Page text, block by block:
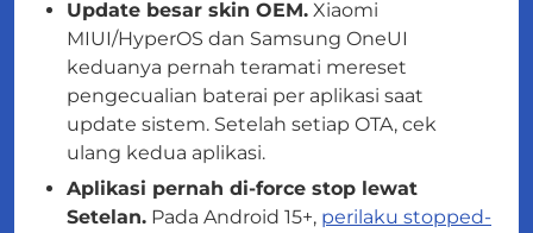
Update besar skin OEM. Xiaomi
MIUI/HyperOS dan Samsung OneUI
keduanya pernah teramati mereset
pengecualian baterai per aplikasi saat
update sistem. Setelah setiap OTA, cek
ulang kedua aplikasi.
Aplikasi pernah di-force stop lewat
Setelan. Pada Android 15+, perilaku stopped-